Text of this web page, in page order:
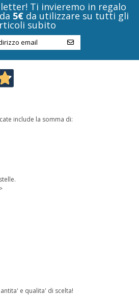
Ti invieremo in regalo
5€ da utilizzare su tutti gli
subito
include la somma di:
e qualita' di scelta!